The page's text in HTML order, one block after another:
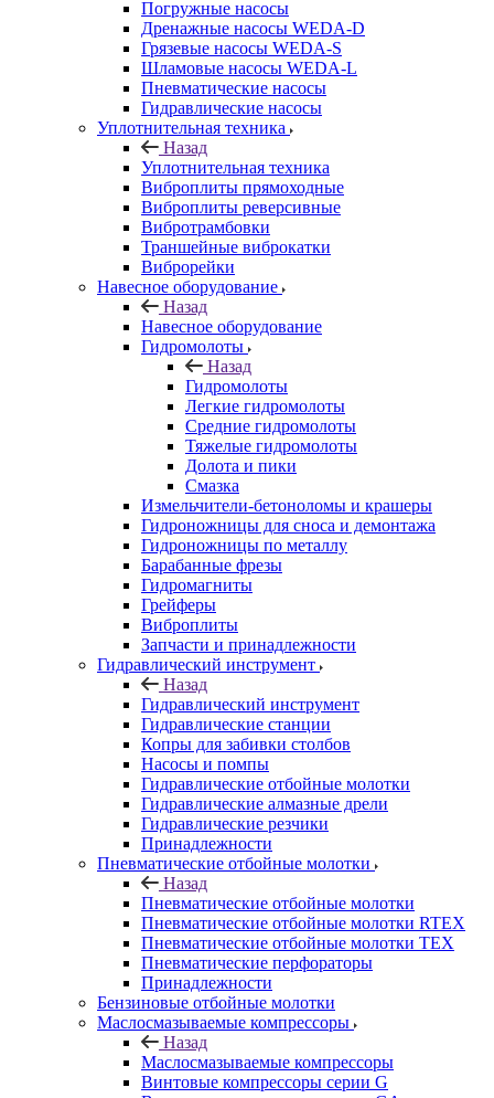
Погружные насосы
Дренажные насосы WEDA-D
Грязевые насосы WEDA-S
Шламовые насосы WEDA-L
Пневматические насосы
Гидравлические насосы
Уплотнительная техника
Назад
Уплотнительная техника
Виброплиты прямоходные
Виброплиты реверсивные
Вибротрамбовки
Траншейные виброкатки
Виброрейки
Навесное оборудование
Назад
Навесное оборудование
Гидромолоты
Назад
Гидромолоты
Легкие гидромолоты
Средние гидромолоты
Тяжелые гидромолоты
Долота и пики
Смазка
Измельчители-бетоноломы и крашеры
Гидроножницы для сноса и демонтажа
Гидроножницы по металлу
Барабанные фрезы
Гидромагниты
Грейферы
Виброплиты
Запчасти и принадлежности
Гидравлический инструмент
Назад
Гидравлический инструмент
Гидравлические станции
Копры для забивки столбов
Насосы и помпы
Гидравлические отбойные молотки
Гидравлические алмазные дрели
Гидравлические резчики
Принадлежности
Пневматические отбойные молотки
Назад
Пневматические отбойные молотки
Пневматические отбойные молотки RTEX
Пневматические отбойные молотки TEX
Пневматические перфораторы
Принадлежности
Бензиновые отбойные молотки
Маслосмазываемые компрессоры
Назад
Маслосмазываемые компрессоры
Винтовые компрессоры серии G